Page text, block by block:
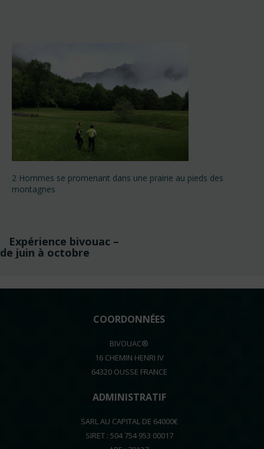
2 Hommes se promenant dans une prairie au pieds des
montagnes
Navigation
de
Expérience bivouac –
de juin à octobre
COORDONNÉES
BIVOUAC®
16 CHEMIN HENRI IV
64320 OUSSE FRANCE
ADMINISTRATIF
SARL AU CAPITAL DE 64000€
SIRET : 504 754 953 00017